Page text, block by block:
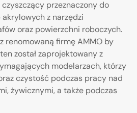
przeznaczony do
z narzędzi
oraz powierzchni roboczych.
renomowaną firmę AMMO by
został zaprojektowany z
modelarzach, którzy
czystość podczas pracy nad
żywicznymi, a także podczas